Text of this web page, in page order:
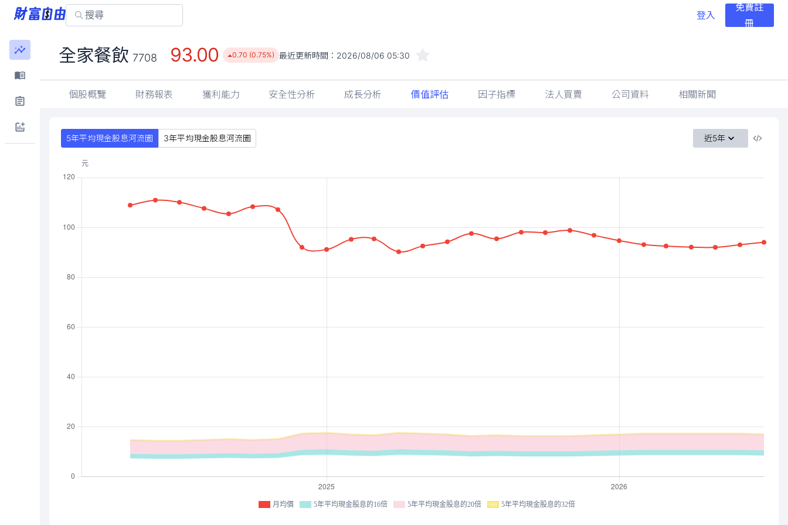
登入
免費註
冊
全家餐飲 7708 93.00 0.70 (0.75%) 最近更新時間： 2026/08/06 05:30
個股概覽 財務報表 獲利能力 安全性分析 成長分析 價值評估 因子指標 法人買賣 公司資料 相關新聞
5年平均現金股息河流圖 3年平均現金股息河流圖 近5年
月均價 5年平均現金股息的16倍 5年平均現金股息的20倍 5年平均現金股息的32倍